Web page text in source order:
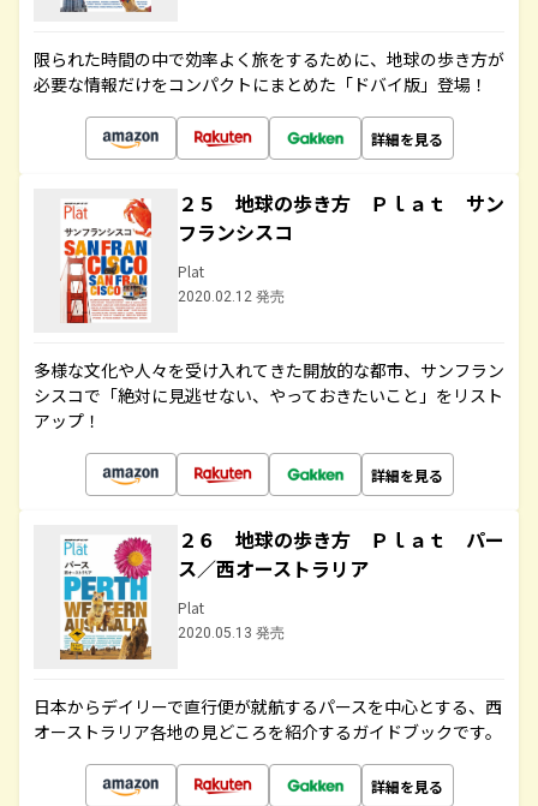
限られた時間の中で効率よく旅をするために、地球の歩き方が
必要な情報だけをコンパクトにまとめた「ドバイ版」登場！
詳細を見る
２５ 地球の歩き方 Ｐｌａｔ サン
フランシスコ
Plat
2020.02.12 発売
多様な文化や人々を受け入れてきた開放的な都市、サンフラン
シスコで「絶対に見逃せない、やっておきたいこと」をリスト
アップ！
詳細を見る
２６ 地球の歩き方 Ｐｌａｔ パー
ス／西オーストラリア
Plat
2020.05.13 発売
日本からデイリーで直行便が就航するパースを中心とする、西
オーストラリア各地の見どころを紹介するガイドブックです。
詳細を見る